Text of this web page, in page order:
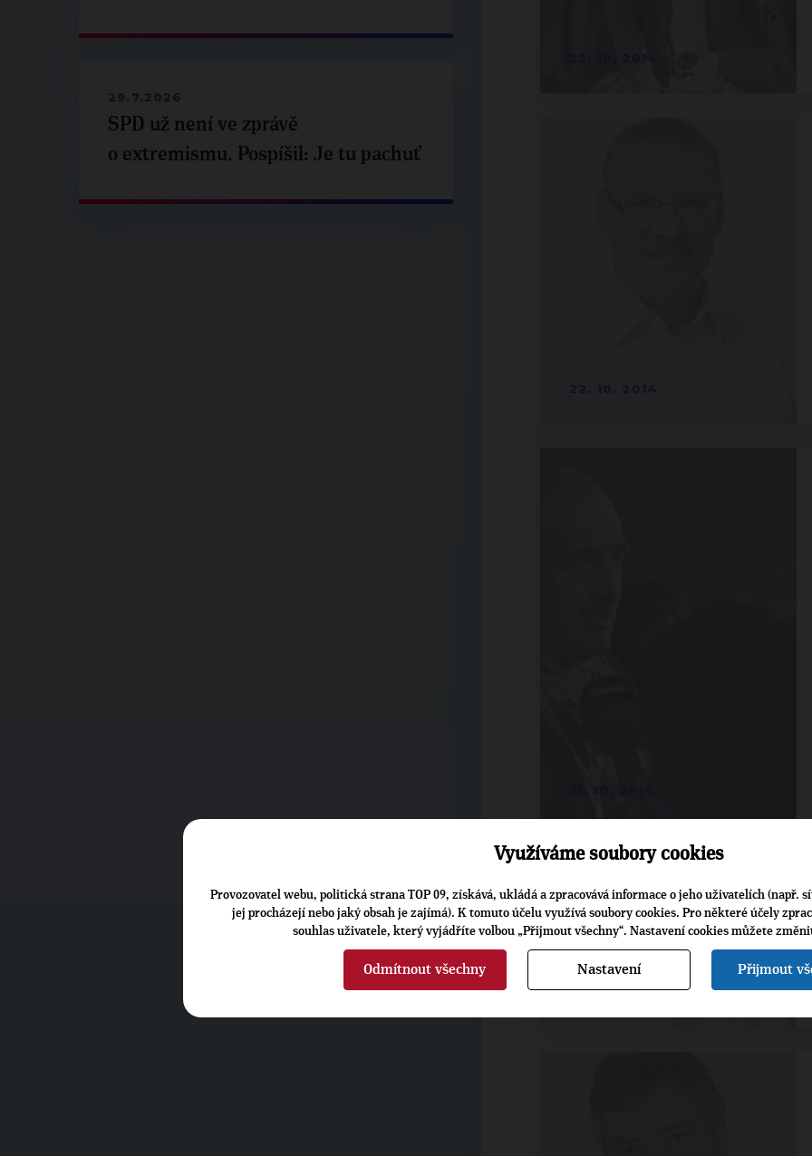
29.7.2026
SPD už není ve zprávě
o extremismu. Pospíšil: Je tu pachuť
20. 10. 2014
Využíváme soubory cookies
Provozovatel webu, politická strana TOP 09, získává, ukládá a zpracovává informace o jeho uživatelích (např.
jej procházejí nebo jaký obsah je zajímá). K tomuto účelu využívá soubory cookies. Pro některé účely
souhlas uživatele, který vyjádříte volbou „Přijmout všechny“. Nastavení cookies můžete
Odmítnout všechny Nastavení Přijmout